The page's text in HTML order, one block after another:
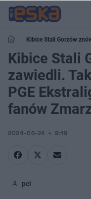
Kibice Stali Gorzów
Ekstraligi. Nie brakowało fanów
Kibice Stali
zawiedli.
PGE
fanów
2024-06-24 9:19
pci